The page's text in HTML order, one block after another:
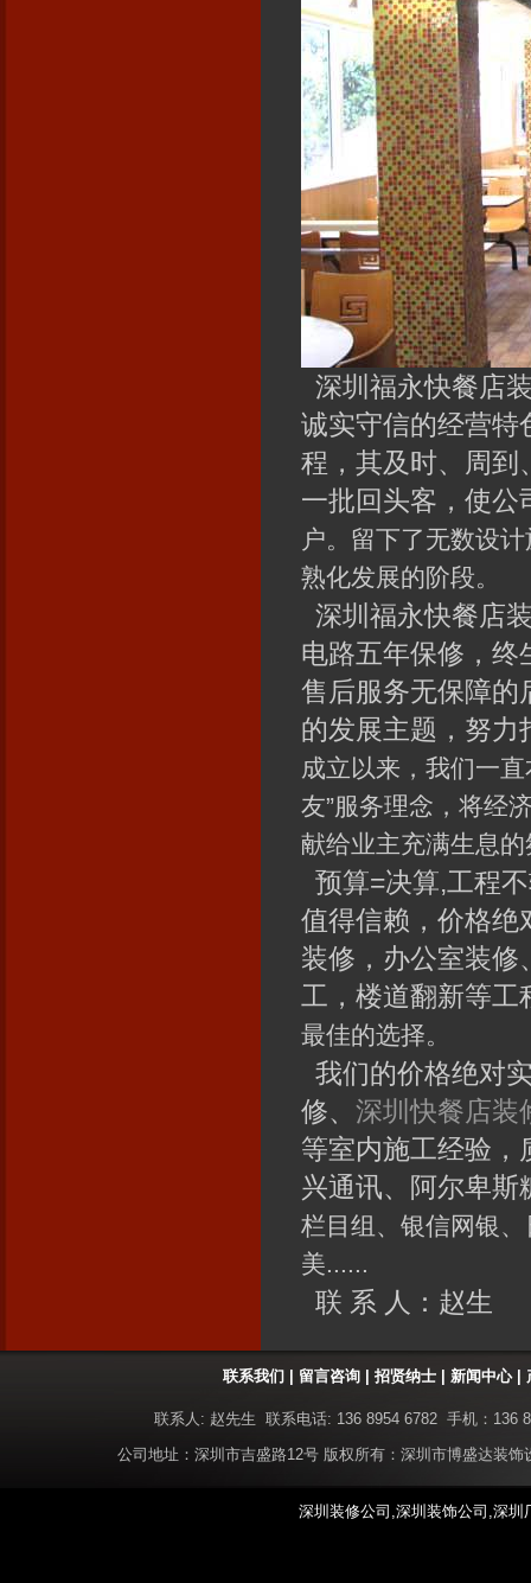
深圳福永快餐店
诚实守信的经营特
程，其及时、周到
一批回头客，使公
户。留下了无数设
熟化发展的阶段。
深圳福永快餐店
电路五年保修，终
售后服务无保障的
的发展主题，努力
成立以来，我们一
友”服务理念，将经
献给业主充满生息
预算=决算,工程
值得信赖，价格绝
装修，办公室装修
工，楼道翻新等工
最佳的选择。
我们的价格绝对
修、 深圳快餐店装
等室内施工经验，
兴通讯、阿尔卑斯
栏目组、银信网银
美......
联 系 人：赵生
联系我们 留言咨询 招贤纳士 新闻中心|
联系人: 赵先生 联系电话: 136 8954 6782 手机：136
公司地址：深圳市吉盛路12号 版权所有：深圳市博盛达装
深圳装修公司,深圳装饰公司,深